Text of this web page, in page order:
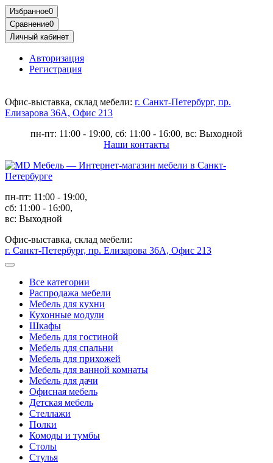
Избранное0
Сравнение0
Личный кабинет
Авторизация
Регистрация
Офис-выставка, склад мебели: г. Санкт-Петербург, пр.
Елизарова 36А, Офис 213
пн-пт: 11:00 - 19:00, сб: 11:00 - 16:00, вс: Выходной
Наши контакты
пн-пт: 11:00 - 19:00,
сб: 11:00 - 16:00,
вс: Выходной
Офис-выставка, склад мебели:
г. Санкт-Петербург, пр. Елизарова 36А, Офис 213
Все категории
Распродажа мебели
Мебель для кухни
Кухонные модули
Шкафы
Мебель для гостиной
Мебель для спальни
Мебель для прихожей
Мебель для ванной комнаты
Мебель для дачи
Офисная мебель
Детская мебель
Стеллажи
Полки
Комоды и тумбы
Столы
Стулья